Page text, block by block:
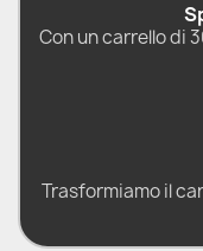
Con un carrello di
Trasformiamo il